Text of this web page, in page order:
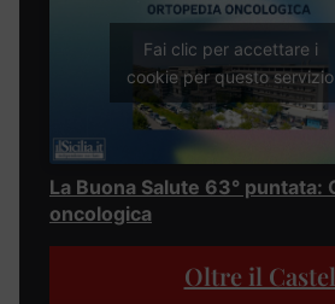
Fai clic per accettare i
cookie per questo servizio
La Buona Salute 63° puntata:
oncologica
Oltre il